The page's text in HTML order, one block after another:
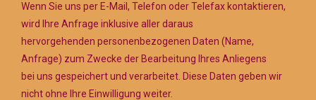
Wenn Sie uns per E-Mail, Telefon oder Telefax kontaktieren,
wird Ihre Anfrage inklusive aller daraus
hervorgehenden personenbezogenen Daten (Name,
Anfrage) zum Zwecke der Bearbeitung Ihres Anliegens
bei uns gespeichert und verarbeitet. Diese Daten geben wir
nicht ohne Ihre Einwilligung weiter.